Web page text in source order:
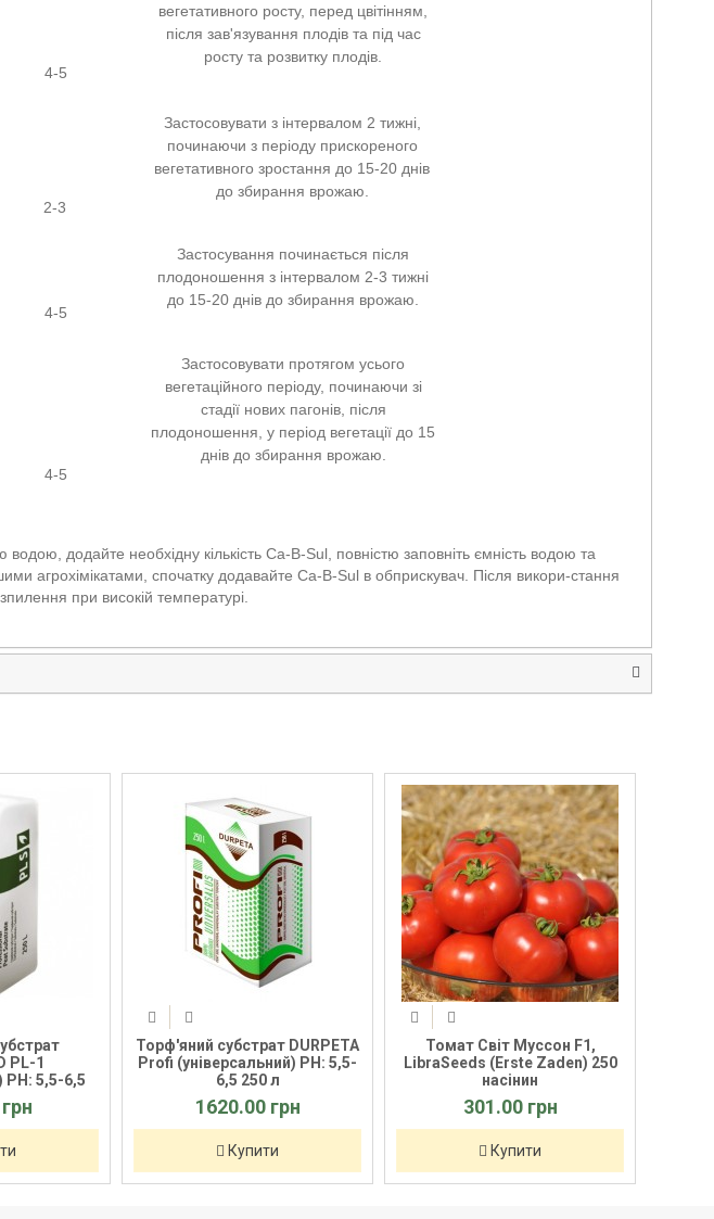
4-5
вегетативного росту, перед цвітінням,
після зав'язування плодів та під час
росту та розвитку плодів.
2-3
Застосовувати з інтервалом 2 тижні,
починаючи з періоду прискореного
вегетативного зростання до 15-20 днів
до збирання врожаю.
4-5
Застосування починається після
плодоношення з інтервалом 2-3 тижні
до 15-20 днів до збирання врожаю.
4-5
Застосовувати протягом усього
вегетаційного періоду, починаючи зі
стадії нових пагонів, після
плодоношення, у період вегетації до 15
днів до збирання врожаю.
додайте необхідну кількість Ca-B-Sul, повністю заповніть ємність водою та
агрохімікатами, спочатку додавайте Ca-B-Sul в обприскувач. Після викори-стання
при високій температурі.
DURPETA
PH: 5,5-
л
Томат Світ Муссон F1,
LibraSeeds (Erste Zaden) 250
насінин
301.00 грн
Купити
Томат Рекордсмен (EZ 17009)
F1, LibraSeeds (Erste Zaden)
1000 насінин
654.00 грн
Купити